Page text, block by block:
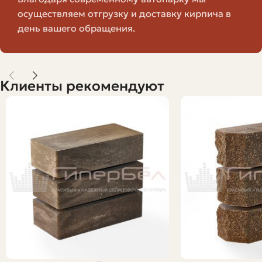
Для облицовки фасада бежевый гиперпресс
используют часто. Он создаёт спокойный, «теплый»
внешний вид, не сильно нагревается на солнце и
сочетается с тёмными окнами и контрастными
отливами.
Заборы, колонны и мелкая архитектура
Кирпич гиперпресс бежевый хорошо подходит для
столбов забора и декоративных элементов участка. Он
прочен, выдерживает механические воздействия и
сохранив цвет при длительной эксплуатации.
Интерьеры и декоративные решения
осуществляем отгрузку и доставку кирпича в
день вашего обращения.
Клиенты рекомендуют